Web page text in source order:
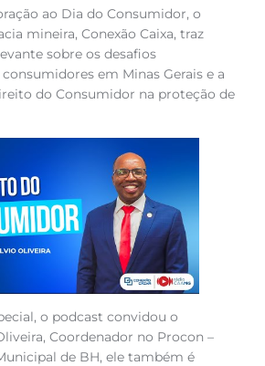
ao Dia do Consumidor, o
mineira, Conexão Caixa, traz
sobre os desafios
em Minas Gerais e a
do Consumidor na proteção de
o podcast convidou o
Coordenador no Procon –
de BH, ele também é